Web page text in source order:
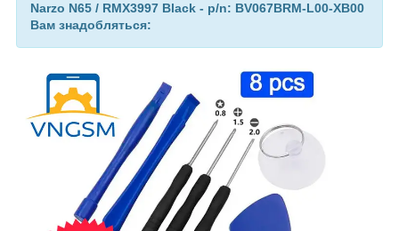
Narzo N65 / RMX3997 Black - p/n: BV067BRM-L00-XB00
Вам знадобляться: